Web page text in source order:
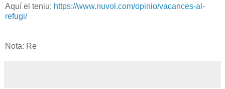
Aquí el teniu: https://www.nuvol.com/opinio/vacances-al-
refugi/
Nota: Re